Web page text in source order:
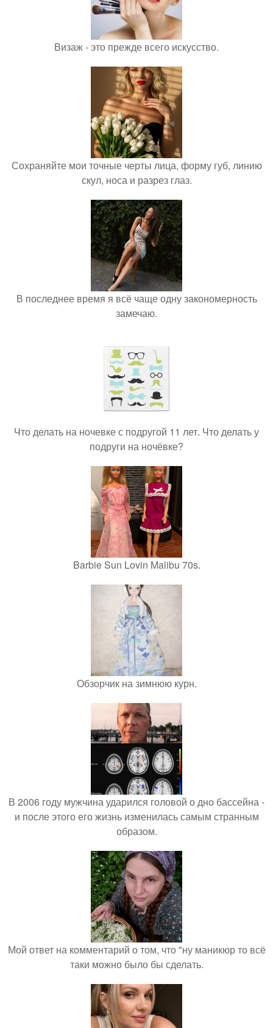
Визаж - это прежде всего искусство.
Сохраняйте мои точные черты лица, форму губ, линию
скул, носа и разрез глаз.
В последнее время я всё чаще одну закономерность
замечаю.
Что делать на ночевке с подругой 11 лет. Что делать у
подруги на ночёвке?
Barbie Sun Lovin Malibu 70s.
Обзорчик на зимнюю курн.
В 2006 году мужчина ударился головой о дно бассейна -
и после этого его жизнь изменилась самым странным
образом.
Мой ответ на комментарий о том, что "ну маникюр то всё
таки можно было бы сделать.